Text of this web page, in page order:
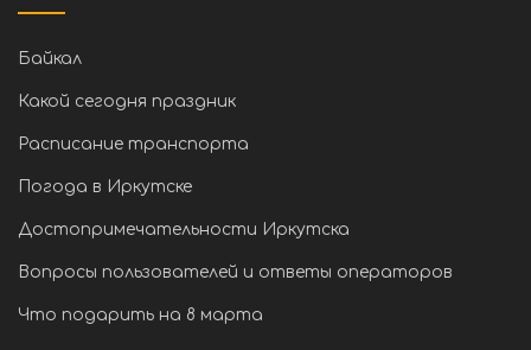
Байкал
Какой сегодня праздник
Расписание транспорта
Погода в Иркутске
Достопримечательности Иркутска
Вопросы пользователей и ответы операторов
Что подарить на 8 марта